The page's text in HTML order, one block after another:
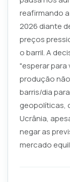
reafirmando
2026 diante
preços
o barril. A
"esperar
produção
barris/dia
geopolíticas,
Ucrânia,
negar as
mercado